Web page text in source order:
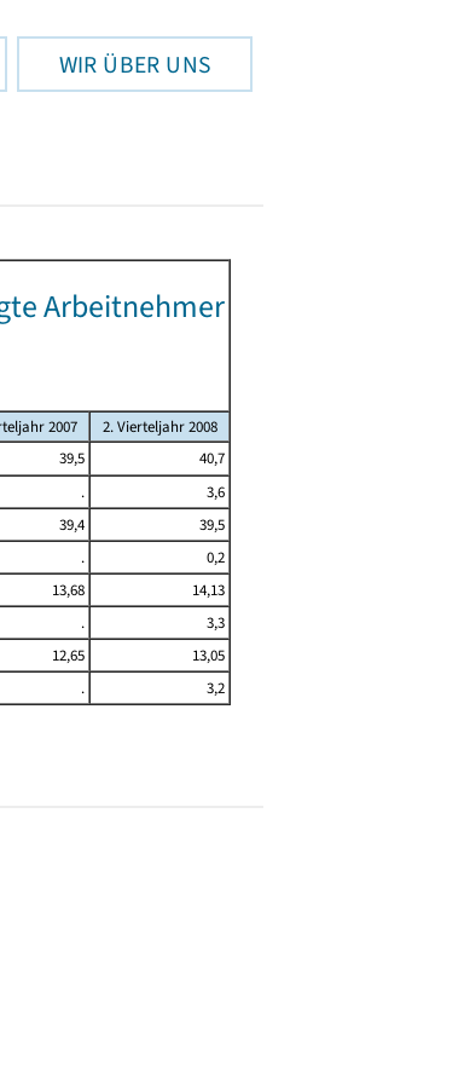
WIR ÜBER UNS
Arbeitnehmer
2007
2. Vierteljahr 2008
39,5
40,7
.
3,6
39,4
39,5
.
0,2
13,68
14,13
.
3,3
12,65
13,05
. 3,2